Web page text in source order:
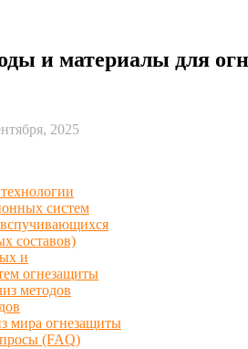
и материалы для
2025
систем
составов)
и
огнезащиты
методов
мира огнезащиты
(FAQ)